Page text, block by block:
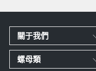
關于我們
螺母類